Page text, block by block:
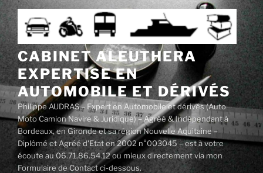
Aller
au
contenu
principalCABINET ALEUTHERA
EXPERTISE EN
AUTOMOBILE ET DÉRIVÉS
Philippe AUDRAS – Expert en Automobile et dérivés (Auto
Moto Camion Navire & Juridique) – Agréé & Indépendant à
Bordeaux, en Gironde et sa région Nouvelle Aquitaine –
Diplômé et Agréé d'Etat en 2002 n°003045 – est à votre
écoute au 06.71.86.54.12 ou mieux directement via mon
Formulaire de Contact ci-dessous.